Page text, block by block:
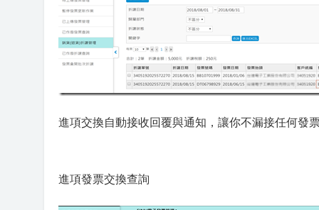
進項交換自動接收回覆與通知，讓你不漏接任何發
進項發票交換查詢